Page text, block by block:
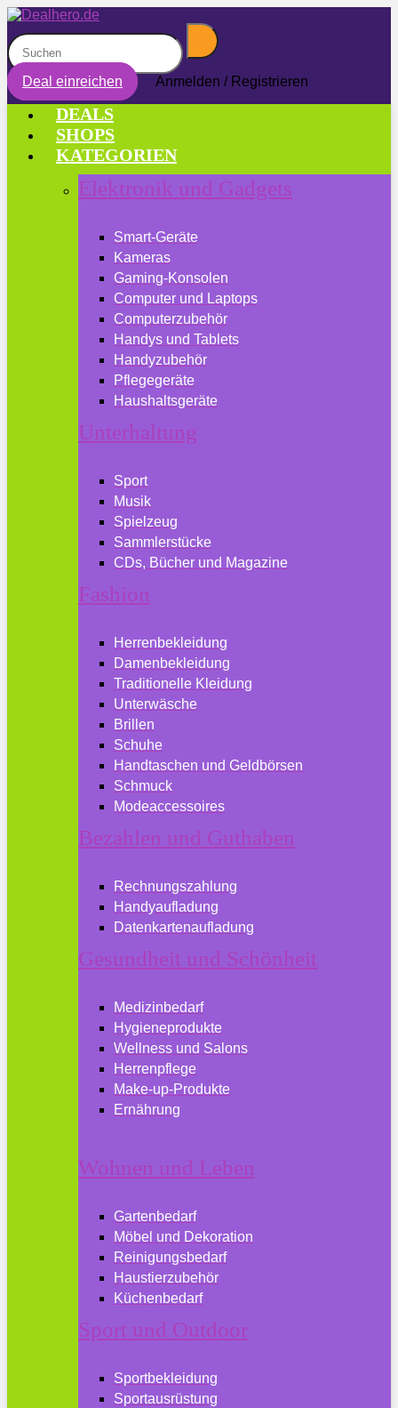
Deal einreichen Anmelden / Registrieren
DEALS
SHOPS
KATEGORIEN
Elektronik und Gadgets
Smart-Geräte
Kameras
Gaming-Konsolen
Computer und Laptops
Computerzubehör
Handys und Tablets
Handyzubehör
Pflegegeräte
Haushaltsgeräte
Unterhaltung
Sport
Musik
Spielzeug
Sammlerstücke
CDs, Bücher und Magazine
Fashion
Herrenbekleidung
Damenbekleidung
Traditionelle Kleidung
Unterwäsche
Brillen
Schuhe
Handtaschen und Geldbörsen
Schmuck
Modeaccessoires
Bezahlen und Guthaben
Rechnungszahlung
Handyaufladung
Datenkartenaufladung
Gesundheit und Schönheit
Medizinbedarf
Hygieneprodukte
Wellness und Salons
Herrenpflege
Make-up-Produkte
Ernährung
Wohnen und Leben
Gartenbedarf
Möbel und Dekoration
Reinigungsbedarf
Haustierzubehör
Küchenbedarf
Sport und Outdoor
Sportbekleidung
Sportausrüstung